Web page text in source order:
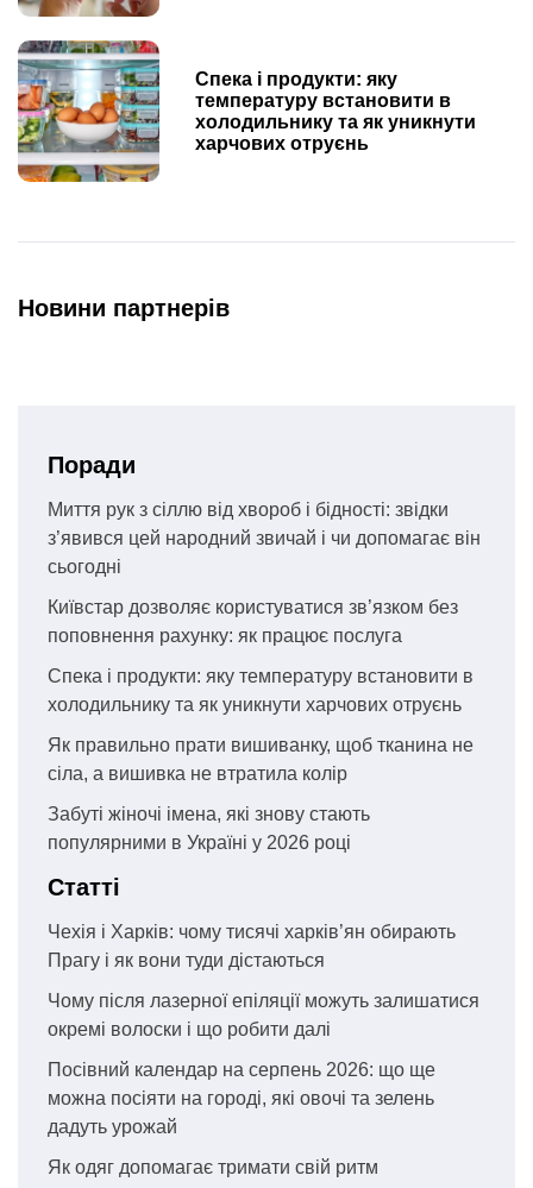
Спека і продукти: яку
температуру встановити в
холодильнику та як уникнути
харчових отруєнь
Новини партнерів
Поради
Миття рук з сіллю від хвороб і бідності: звідки
з’явився цей народний звичай і чи допомагає він
сьогодні
Київстар дозволяє користуватися зв’язком без
поповнення рахунку: як працює послуга
Спека і продукти: яку температуру встановити в
холодильнику та як уникнути харчових отруєнь
Як правильно прати вишиванку, щоб тканина не
сіла, а вишивка не втратила колір
Забуті жіночі імена, які знову стають
популярними в Україні у 2026 році
Статті
Чехія і Харків: чому тисячі харків’ян обирають
Прагу і як вони туди дістаються
Чому після лазерної епіляції можуть залишатися
окремі волоски і що робити далі
Посівний календар на серпень 2026: що ще
можна посіяти на городі, які овочі та зелень
дадуть урожай
Як одяг допомагає тримати свій ритм